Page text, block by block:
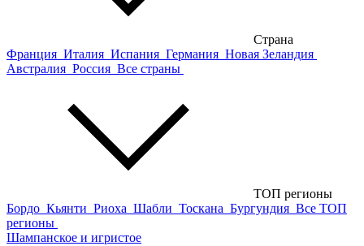
Страна
Франция Италия Испания Германия Новая Зеландия
Австралия Россия Все страны
ТОП регионы
Бордо Кьянти Риоха Шабли Тоскана Бургундия Все ТОП
регионы
Шампанское и игристое